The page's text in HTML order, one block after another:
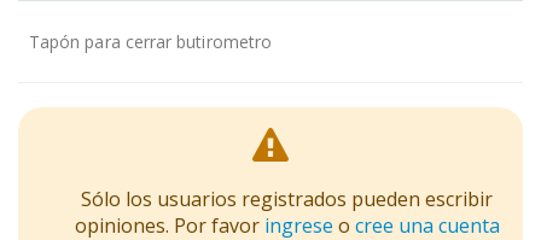
Tapón para cerrar butirometro
Sólo los usuarios registrados pueden escribir
opiniones. Por favor ingrese o cree una cuenta